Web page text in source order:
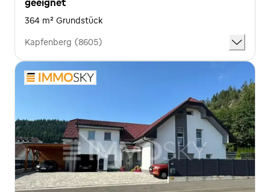
364 m² Grundstück
Kapfenberg (8605)